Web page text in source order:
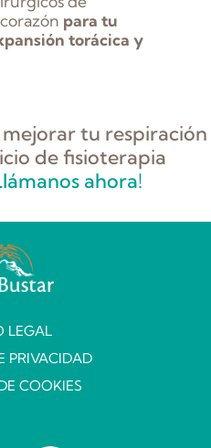
para tu
torácica y
tu respiración
de fisioterapia
ahora!
LEGAL
PRIVACIDAD
COOKIES